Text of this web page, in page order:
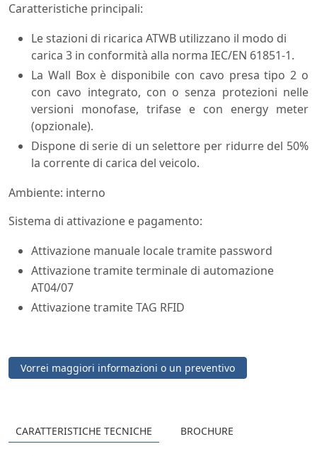
Caratteristiche principali:
Le stazioni di ricarica ATWB utilizzano il modo di
carica 3 in conformità alla norma IEC/EN 61851-1.
La Wall Box è disponibile con cavo presa tipo 2 o
con cavo integrato, con o senza protezioni nelle
versioni monofase, trifase e con energy meter
(opzionale).
Dispone di serie di un selettore per ridurre del 50%
la corrente di carica del veicolo.
Ambiente: interno
Sistema di attivazione e pagamento:
Attivazione manuale locale tramite password
Attivazione tramite terminale di automazione
AT04/07
Attivazione tramite TAG RFID
Vorrei maggiori informazioni o un preventivo
CARATTERISTICHE TECNICHE BROCHURE